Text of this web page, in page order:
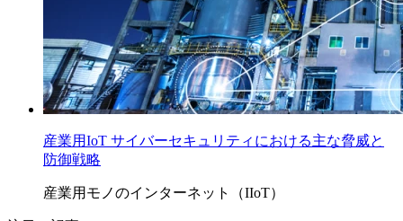
産業用IoT サイバーセキュリティにおける主な脅威と
防御戦略
産業用モノのインターネット（IIoT）